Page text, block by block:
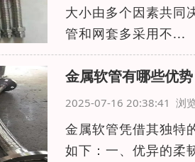
大小由多个因素共同
管和网套多采用不...
金属软管有哪些优势
2025-07-16 20:38:41 浏
金属软管凭借其独特
如下：一、优异的柔